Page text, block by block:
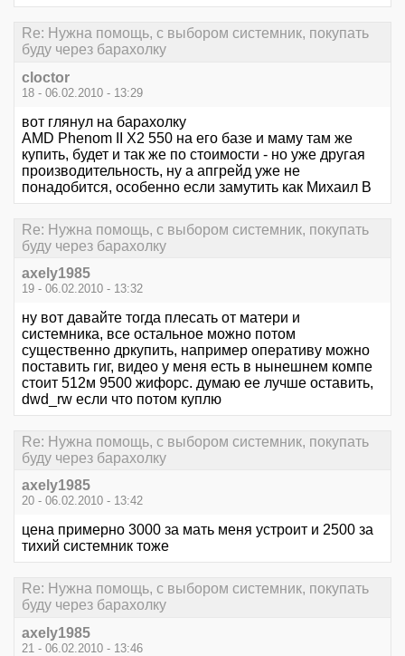
Re: Нужна помощь, с выбором системник, покупать
буду через барахолку
cloctor
18 - 06.02.2010 - 13:29
вот глянул на барахолку
AMD Phenom II X2 550 на его базе и маму там же
купить, будет и так же по стоимости - но уже другая
производительность, ну а апгрейд уже не
понадобится, особенно если замутить как Михаил В
Re: Нужна помощь, с выбором системник, покупать
буду через барахолку
axely1985
19 - 06.02.2010 - 13:32
ну вот давайте тогда плесать от матери и
системника, все остальное можно потом
существенно дркупить, например оперативу можно
поставить гиг, видео у меня есть в нынешнем компе
стоит 512м 9500 жифорс. думаю ее лучше оставить,
dwd_rw если что потом куплю
Re: Нужна помощь, с выбором системник, покупать
буду через барахолку
axely1985
20 - 06.02.2010 - 13:42
цена примерно 3000 за мать меня устроит и 2500 за
тихий системник тоже
Re: Нужна помощь, с выбором системник, покупать
буду через барахолку
axely1985
21 - 06.02.2010 - 13:46